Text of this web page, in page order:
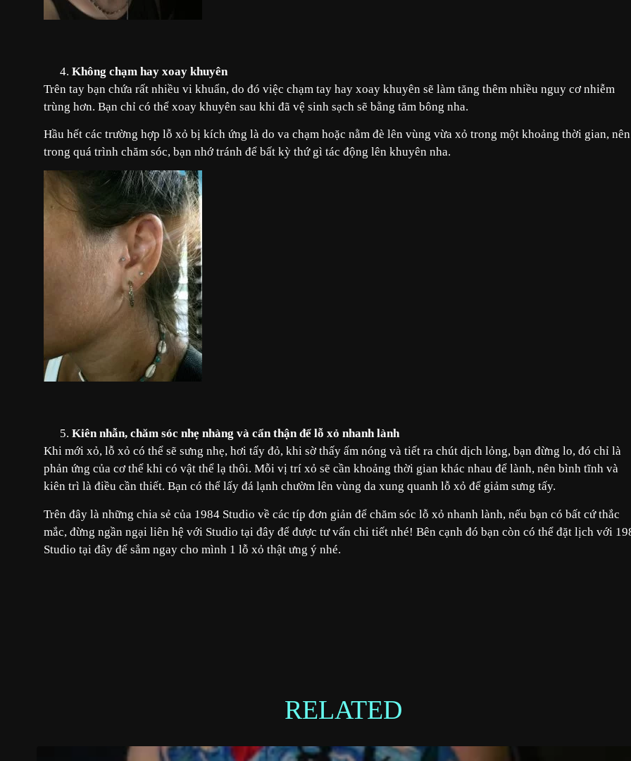
Không chạm hay xoay khuyên
Trên tay bạn chứa rất nhiều vi khuẩn, do đó việc chạm tay hay xoay khuyên sẽ làm tăng thêm nhiều nguy cơ nhiễm
trùng hơn. Bạn chỉ có thể xoay khuyên sau khi đã vệ sinh sạch sẽ bằng tăm bông nha.
Hầu hết các trường hợp lỗ xỏ bị kích ứng là do va chạm hoặc nằm đè lên vùng vừa xỏ trong một khoảng thời gian, nên
trong quá trình chăm sóc, bạn nhớ tránh để bất kỳ thứ gì tác động lên khuyên nha.
Kiên nhẫn, chăm sóc nhẹ nhàng và cẩn thận để lỗ xỏ nhanh lành
Khi mới xỏ, lỗ xỏ có thể sẽ sưng nhẹ, hơi tấy đỏ, khi sờ thấy ấm nóng và tiết ra chút dịch lỏng, bạn đừng lo, đó chỉ là
phản ứng của cơ thể khi có vật thể lạ thôi. Mỗi vị trí xỏ sẽ cần khoảng thời gian khác nhau để lành, nên bình tĩnh và
kiên trì là điều cần thiết. Bạn có thể lấy đá lạnh chườm lên vùng da xung quanh lỗ xỏ để giảm sưng tấy.
Trên đây là những chia sẻ của 1984 Studio về các típ đơn giản để chăm sóc lỗ xỏ nhanh lành, nếu bạn có bất cứ thắc
mắc, đừng ngần ngại liên hệ với Studio tại đây để được tư vấn chi tiết nhé! Bên cạnh đó bạn còn có thể đặt lịch với
Studio tại đây để sắm ngay cho mình 1 lỗ xỏ thật ưng ý nhé.
RELATED